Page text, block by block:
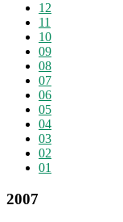
12
11
10
09
08
07
06
05
04
03
02
01
2007